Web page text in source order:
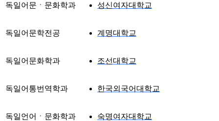
독일어문ㆍ문화학과 성신여자대학교
독일어문학전공 계명대학교
독일어문화학과 조선대학교
독일어통번역학과 한국외국어대학교
독일언어ㆍ문화학과 숙명여자대학교